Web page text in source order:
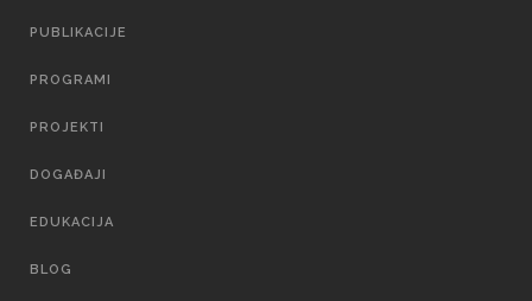
PUBLIKACIJE
PROGRAMI
PROJEKTI
DOGAĐAJI
EDUKACIJA
BLOG